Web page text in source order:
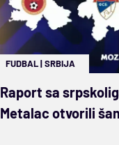
FUDBAL|SRBIJA
Raport sa
Metalac otvorili